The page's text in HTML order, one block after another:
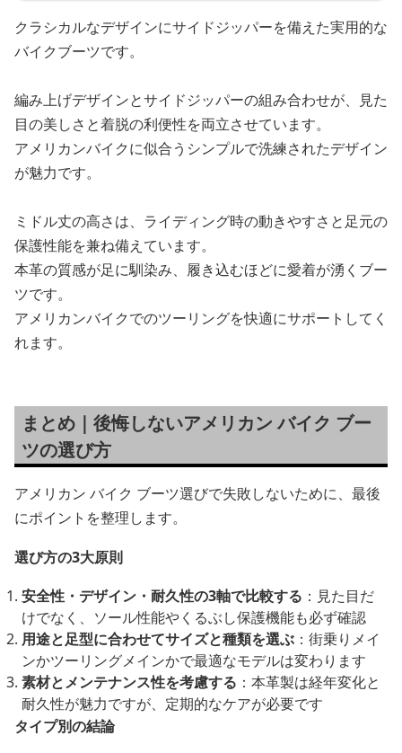
クラシカルなデザインにサイドジッパーを備えた実用的な
バイクブーツです。
編み上げデザインとサイドジッパーの組み合わせが、見た
目の美しさと着脱の利便性を両立させています。
アメリカンバイクに似合うシンプルで洗練されたデザイン
が魅力です。
ミドル丈の高さは、ライディング時の動きやすさと足元の
保護性能を兼ね備えています。
本革の質感が足に馴染み、履き込むほどに愛着が湧くブー
ツです。
アメリカンバイクでのツーリングを快適にサポートしてく
れます。
まとめ｜後悔しないアメリカン バイク ブー
ツの選び方
アメリカン バイク ブーツ選びで失敗しないために、最後
にポイントを整理します。
選び方の3大原則
安全性・デザイン・耐久性の3軸で比較する ：見た目だ
けでなく、ソール性能やくるぶし保護機能も必ず確認
用途と足型に合わせてサイズと種類を選ぶ ：街乗りメイ
ンかツーリングメインかで最適なモデルは変わります
素材とメンテナンス性を考慮する ：本革製は経年変化と
耐久性が魅力ですが、定期的なケアが必要です
タイプ別の結論